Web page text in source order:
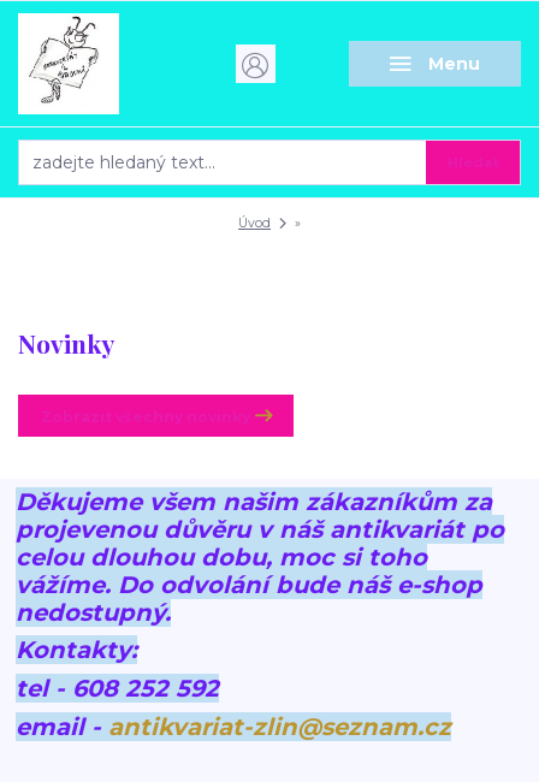
Menu
Úvod »
Novinky
Děkujeme všem našim zákazníkům za
projevenou důvěru v náš antikvariát po
celou dlouhou dobu, moc si toho
vážíme. Do odvolání bude náš e-shop
nedostupný.
Kontakty:
tel - 608 252 592
email - antikvariat-zlin@seznam.cz